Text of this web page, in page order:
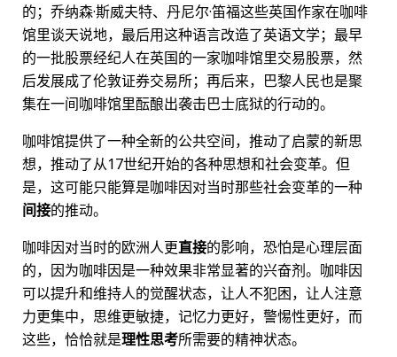
的；乔纳森·斯威夫特、丹尼尔·笛福这些英国作家在咖啡
馆里谈天说地，最后用这种语言改造了英语文学；最早
的一批股票经纪人在英国的一家咖啡馆里交易股票，然
后发展成了伦敦证券交易所；再后来，巴黎人民也是聚
集在一间咖啡馆里酝酿出袭击巴士底狱的行动的。
咖啡馆提供了一种全新的公共空间，推动了启蒙的新思
想，推动了从17世纪开始的各种思想和社会变革。但
是，这可能只能算是咖啡因对当时那些社会变革的一种
间接的推动。
咖啡因对当时的欧洲人更直接的影响，恐怕是心理层面
的，因为咖啡因是一种效果非常显著的兴奋剂。咖啡因
可以提升和维持人的觉醒状态，让人不犯困，让人注意
力更集中，思维更敏捷，记忆力更好，警惕性更好，而
这些，恰恰就是理性思考所需要的精神状态。